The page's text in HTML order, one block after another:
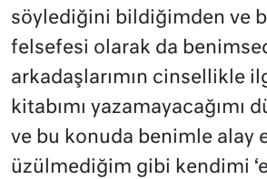
söylediğini bildiğimden ve
felsefesi olarak da
arkadaşlarımın cinsellikle
kitabımı yazamayacağımı
ve bu konuda benimle alay
üzülmediğim gibi kendimi